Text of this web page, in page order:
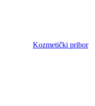
Kozmetički pribor